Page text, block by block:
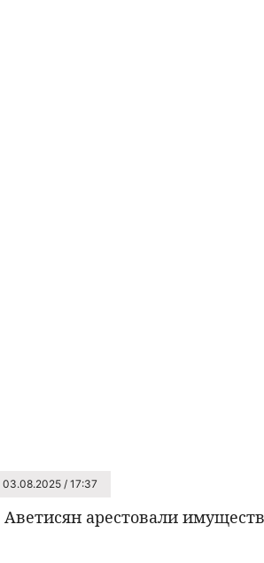
03.08.2025 / 17:37
арестовали